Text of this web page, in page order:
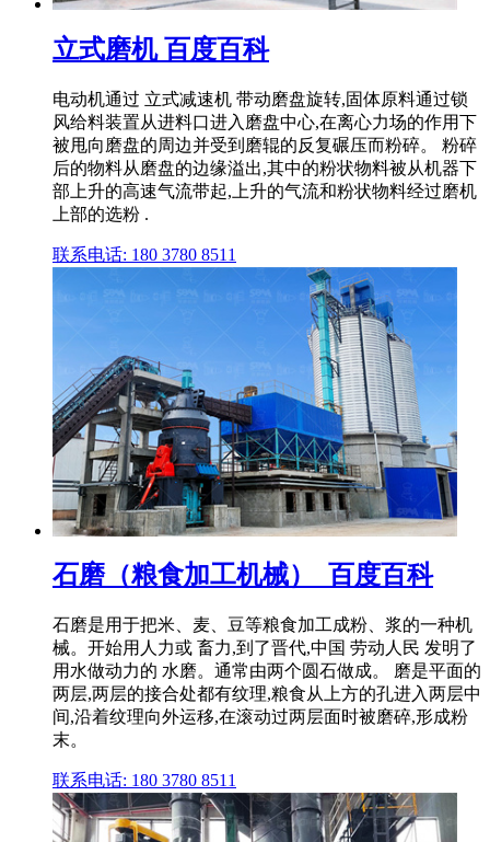
立式磨机 百度百科
电动机通过 立式减速机 带动磨盘旋转,固体原料通过锁
风给料装置从进料口进入磨盘中心,在离心力场的作用下
被甩向磨盘的周边并受到磨辊的反复碾压而粉碎。 粉碎
后的物料从磨盘的边缘溢出,其中的粉状物料被从机器下
部上升的高速气流带起,上升的气流和粉状物料经过磨机
上部的选粉 .
联系电话: 180 3780 8511
石磨（粮食加工机械）_百度百科
石磨是用于把米、麦、豆等粮食加工成粉、浆的一种机
械。开始用人力或 畜力,到了晋代,中国 劳动人民 发明了
用水做动力的 水磨。通常由两个圆石做成。 磨是平面的
两层,两层的接合处都有纹理,粮食从上方的孔进入两层中
间,沿着纹理向外运移,在滚动过两层面时被磨碎,形成粉
末。
联系电话: 180 3780 8511